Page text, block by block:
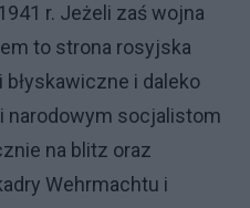
r. Jeżeli zaś wojna
to strona rosyjska
i daleko
narodowym socjalistom
na blitz oraz
Wehrmachtu i